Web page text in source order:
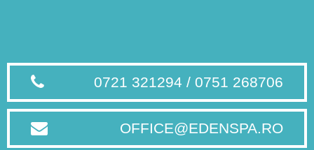
0721 321294 / 0751 268706
OFFICE@EDENSPA.RO